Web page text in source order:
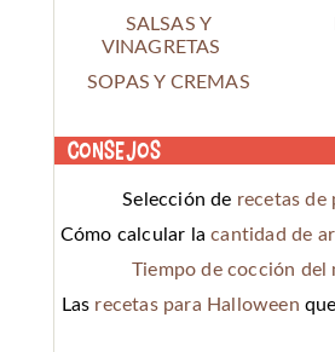
SALSAS Y
VINAGRETAS
SOPAS Y CREMAS
Consejos
Selección de recetas de
Cómo calcular lacantidad de
Tiempo de cocción del
Las recetas para Halloween